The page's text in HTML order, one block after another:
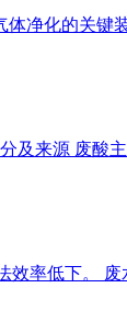
净化的关键
及来源 废酸
效率低下。